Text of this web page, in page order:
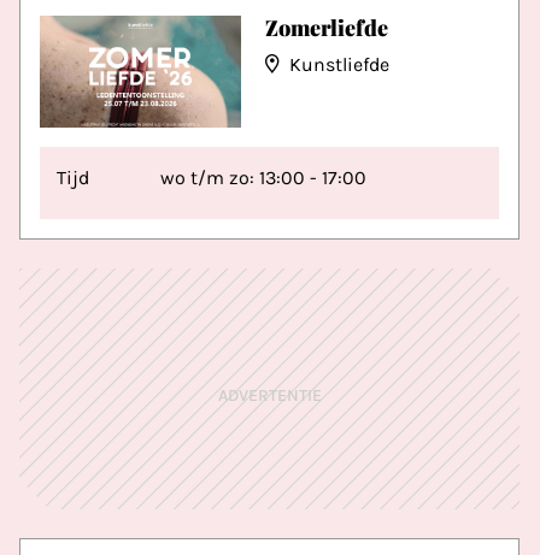
Zomerliefde
Kunstliefde
Tijd wo t/m zo: 13:00 - 17:00
ADVERTENTIE